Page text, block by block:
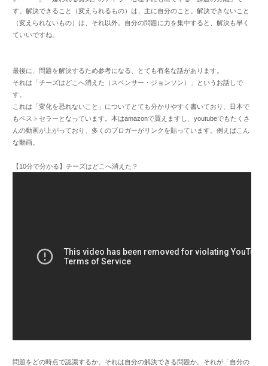
す。解決できること（変えられるもの）は、主に自分のこと。解決できないこと
（変えられないもの）は、それ以外。自分の問題に力を集中すると、解決も早く
ていいですね。
最後に、問題を解決するため参考になる、とても有名な話があります。
それは「チーズはどこへ消えた（スペンサー・ジョンソン）」というお話しで
す。
これは「変化を恐れないこと」についてとても分かりやすく書いており、日本で
もベストセラーとなっています。本はamazonで買えますし、youtubeでもたくさ
んの動画が上がっており、多くのブロガーがリンクを貼っています。例えばこん
な動画。
【10分で分かる】チーズはどこへ消えた？
問題をどの時点で認識するか。それは自分の解決できる問題か。それが「自分の